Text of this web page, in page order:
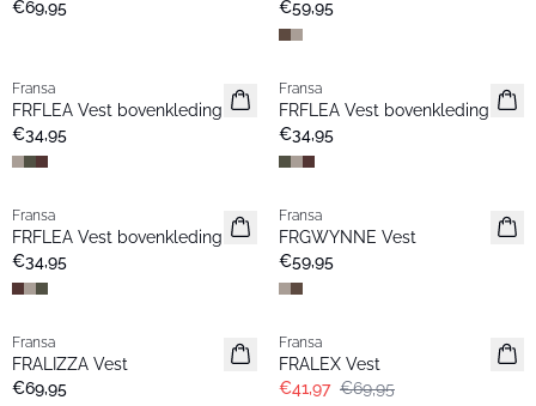
€69,95
€59,95
Nieuw
Fransa
FRFLEA Vest bovenkleding
€34,95
Nieuw
Fransa
FRFLEA Vest bovenkleding
€34,95
Nieuw
Fransa
FRFLEA Vest bovenkleding
€34,95
Nieuw
Fransa
FRGWYNNE Vest
€59,95
Nieuw
Fransa
FRALIZZA Vest
€69,95
- 40%
Fransa
FRALEX Vest
€41,97 €69,95